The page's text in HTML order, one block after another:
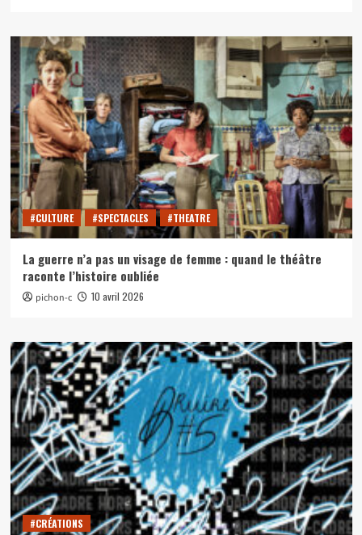
#CULTURE #SPECTACLES #THEATRE
La guerre n’a pas un visage de femme : quand le théâtre
raconte l’histoire oubliée
pichon-c 10 avril 2026
#CRÉATIONS